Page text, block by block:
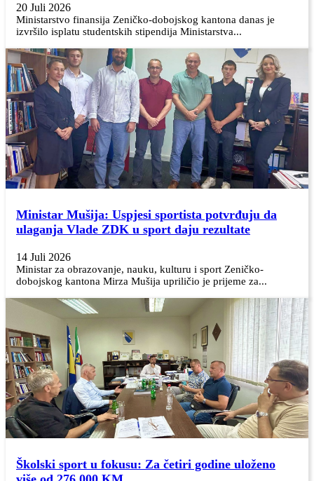
20 Juli 2026
Ministarstvo finansija Zeničko-dobojskog kantona danas je
izvršilo isplatu studentskih stipendija Ministarstva...
Ministar Mušija: Uspjesi sportista potvrđuju da
ulaganja Vlade ZDK u sport daju rezultate
14 Juli 2026
Ministar za obrazovanje, nauku, kulturu i sport Zeničko-
dobojskog kantona Mirza Mušija upriličio je prijeme za...
Školski sport u fokusu: Za četiri godine uloženo